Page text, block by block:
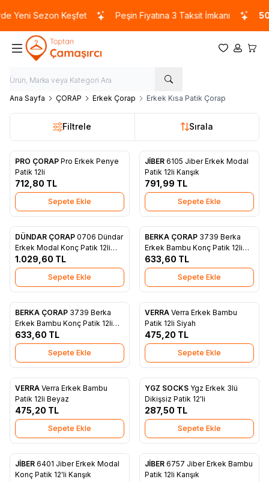
Yeni Sezon Keşfet Peşin Fiyatına 3 Taksit İmkanı
Favorilerim
Hesabım
Ana Sayfa ÇORAP Erkek Çorap Erkek Kısa Patik Çorap
Filtrele Sırala
Yeni
Favorilere Ekle
PRO ÇORAP Pro Erkek Penye
Patik 12li
712,80 TL
Sepete Ekle
Yeni
Favorilere Ekle
JİBER 6105 Jiber Erkek Modal
Patik 12li Karışık
791,99 TL
Sepete Ekle
Yeni
Favorilere Ekle
DÜNDAR ÇORAP 0706 Dündar
Erkek Modal Konç Patik 12li
Siyah
1.029,60 TL
Sepete Ekle
Favorilere Ekle
BERKA ÇORAP 3739 Berka
Erkek Bambu Konç Patik 12li
Beyaz
633,60 TL
Sepete Ekle
Favorilere Ekle
BERKA ÇORAP 3739 Berka
Erkek Bambu Konç Patik 12li
Siyah
633,60 TL
Sepete Ekle
Favorilere Ekle
VERRA Verra Erkek Bambu
Patik 12li Siyah
475,20 TL
Sepete Ekle
Favorilere Ekle
VERRA Verra Erkek Bambu
Patik 12li Beyaz
475,20 TL
Sepete Ekle
Favorilere Ekle
YGZ SOCKS Ygz Erkek 3lü
Dikişsiz Patik 12'li
287,50 TL
Sepete Ekle
Favorilere Ekle
JİBER 6401 Jiber Erkek Modal
Konç Patik 12'li Karışık
Favorilere Ekle
JİBER 6757 Jiber Erkek Bambu
Patik 12li Karışık